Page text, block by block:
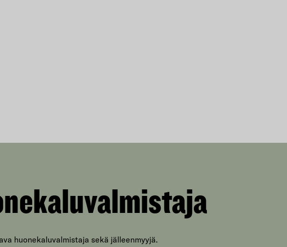
huonekaluvalmistaja sekä jälleenmyyjä.